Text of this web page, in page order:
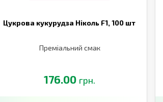
Цукрова кукурудза Ніколь F1,100 шт
Преміальний смак
176.00 грн.